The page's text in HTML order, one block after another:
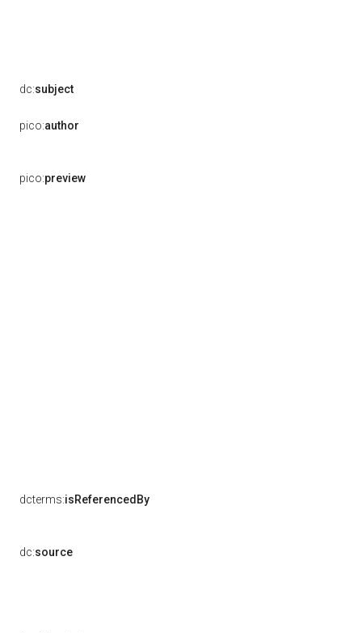
dc:subject
pico:author
pico:preview
dcterms:isReferencedBy
dc:source